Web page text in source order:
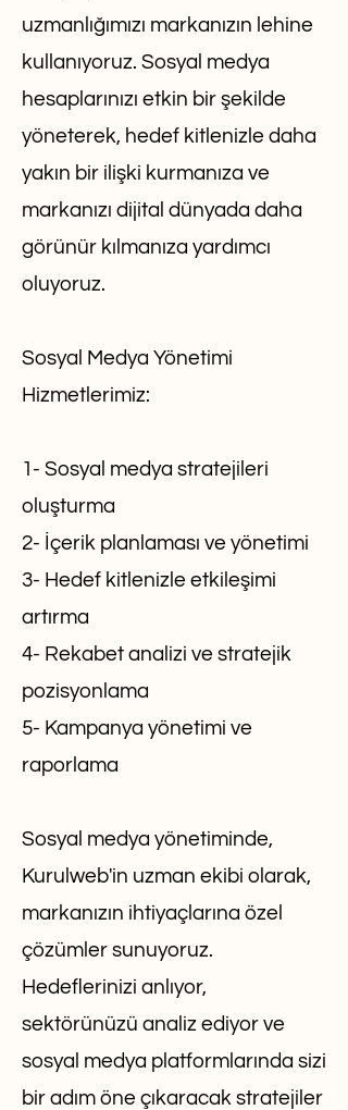
uzmanlığımızı markanızın lehine
kullanıyoruz. Sosyal medya
hesaplarınızı etkin bir şekilde
yöneterek, hedef kitlenizle daha
yakın bir ilişki kurmanıza ve
markanızı dijital dünyada daha
görünür kılmanıza yardımcı
oluyoruz.
Sosyal Medya Yönetimi
Hizmetlerimiz:
1- Sosyal medya stratejileri
oluşturma
2- İçerik planlaması ve yönetimi
3- Hedef kitlenizle etkileşimi
artırma
4- Rekabet analizi ve stratejik
pozisyonlama
5- Kampanya yönetimi ve
raporlama
Sosyal medya yönetiminde,
Kurulweb'in uzman ekibi olarak,
markanızın ihtiyaçlarına özel
çözümler sunuyoruz.
Hedeflerinizi anlıyor,
sektörünüzü analiz ediyor ve
sosyal medya platformlarında sizi
bir adım öne çıkaracak stratejiler